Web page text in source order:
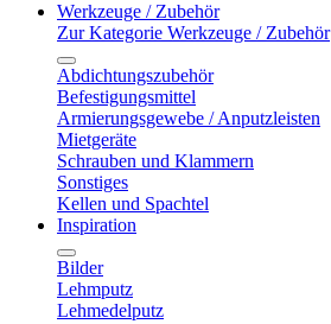
Werkzeuge / Zubehör
Zur Kategorie Werkzeuge / Zubehör
Abdichtungszubehör
Befestigungsmittel
Armierungsgewebe / Anputzleisten
Mietgeräte
Schrauben und Klammern
Sonstiges
Kellen und Spachtel
Inspiration
Bilder
Lehmputz
Lehmedelputz